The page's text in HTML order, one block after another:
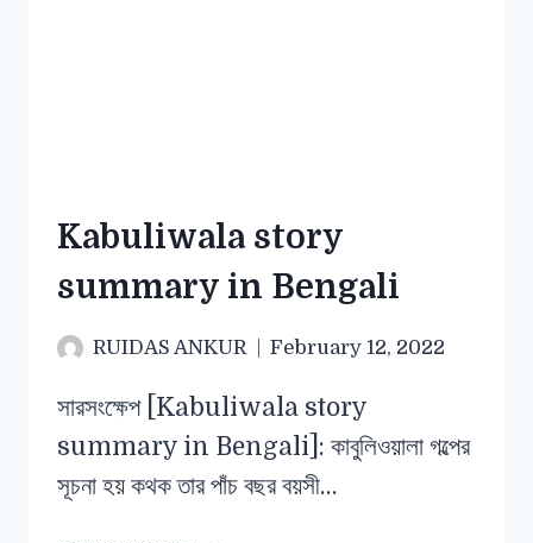
Kabuliwala story
summary in Bengali
RUIDAS ANKUR February 12, 2022
সারসংক্ষেপ [Kabuliwala story
summary in Bengali]: কাবুলিওয়ালা গল্পের
সূচনা হয় কথক তার পাঁচ বছর বয়সী…